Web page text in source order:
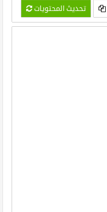
تحديث المحتويات